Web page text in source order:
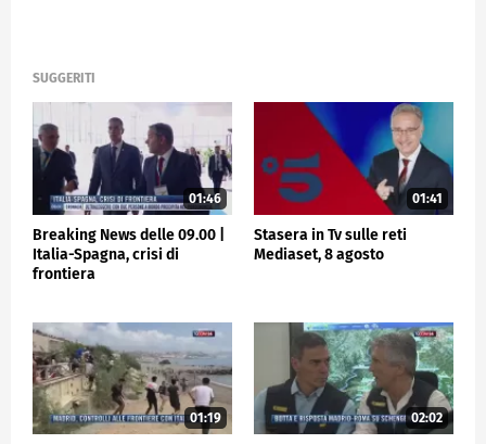
SUGGERITI
01:46
Breaking News delle 09.00 |
Italia-Spagna, crisi di
frontiera
01:41
Stasera in Tv sulle reti
Mediaset, 8 agosto
01:19 02:02